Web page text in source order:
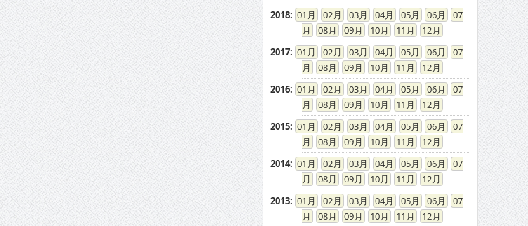
2018: 01 02 03 04 05 06
07
08
09 10 11
12
2017: 01 02 03 04 05 06
07
08
09 10 11
12
2016: 01 02 03 04 05 06
07
08
09 10 11
12
2015: 01 02 03 04 05 06
07
08
09 10 11
12
2014: 01 02 03 04 05 06
07
08
09 10 11
12
2013: 01 02 03 04 05 06
07
08
09 10 11
12